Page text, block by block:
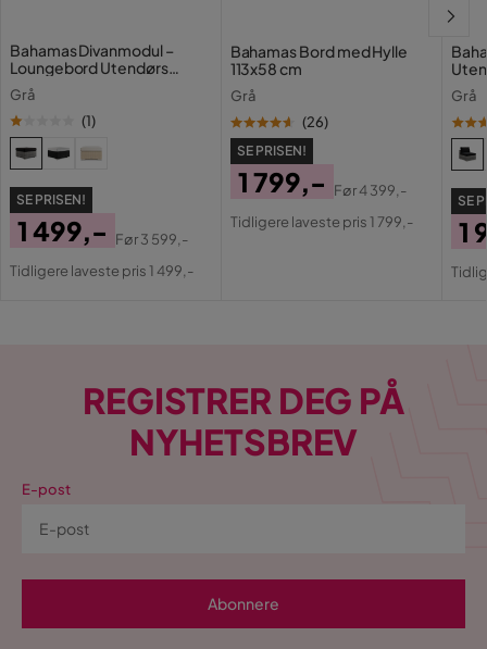
Bahamas Divanmodul –
Loungebord Utendørs
75x75 cm til Sofaer
Grå
(1)
SE PRISEN!
Pris
1 499,-
Original
Før3 599,-
Tidligere laveste pris 1 499,-
Bahamas Bord med Hylle
113x58 cm
Grå
(26)
SE PRISEN!
Pris
1 799,-
Original
Før4 399,-
Tidligere laveste pris 1 799,-
Grå
SE
1
REGISTRER DEG PÅ
NYHETSBREV
E-post
Abonnere